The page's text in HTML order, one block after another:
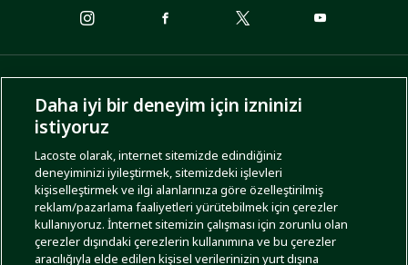
ÖDEME SEÇENEKLERİ
KARGO SEÇENEKLERİ
Daha iyi bir deneyim için izninizi
istiyoruz
Lacoste olarak, internet sitemizde edindiğiniz
deneyiminizi iyileştirmek, sitemizdeki işlevleri
kişiselleştirmek ve ilgi alanlarınıza göre özelleştirilmiş
reklam/pazarlama faaliyetleri yürütebilmek için çerezler
kullanıyoruz. İnternet sitemizin çalışması için zorunlu olan
çerezler dışındaki çerezlerin kullanımına ve bu çerezler
aracılığıyla elde edilen kişisel verilerinizin yurt dışına